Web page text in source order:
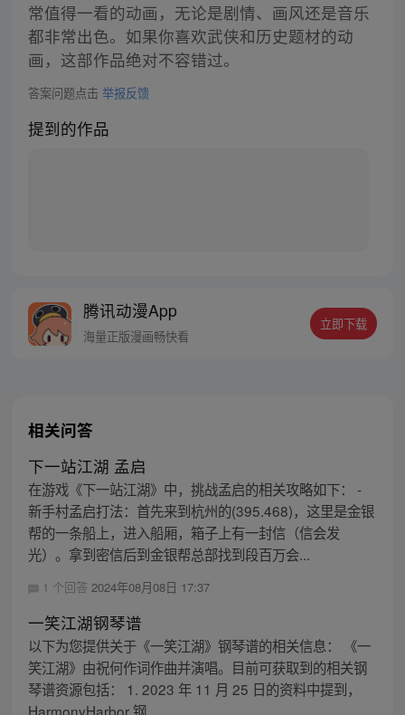
常值得一看的动画，无论是剧情、画风还是音乐
都非常出色。如果你喜欢武侠和历史题材的动
画，这部作品绝对不容错过。
答案问题点击 举报反馈
提到的作品
腾讯动漫App
海量正版漫画畅快看
立即下载
相关问答
下一站江湖 孟启
在游戏《下一站江湖》中，挑战孟启的相关攻略如下： -
新手村孟启打法：首先来到杭州的(395.468)，这里是金银
帮的一条船上，进入船厢，箱子上有一封信（信会发
光）。拿到密信后到金银帮总部找到段百万会...
1 个回答 2024年08月08日 17:37
一笑江湖钢琴谱
以下为您提供关于《一笑江湖》钢琴谱的相关信息： 《一
笑江湖》由祝何作词作曲并演唱。目前可获取到的相关钢
琴谱资源包括： 1. 2023 年 11 月 25 日的资料中提到，
HarmonyHarbor 钢...